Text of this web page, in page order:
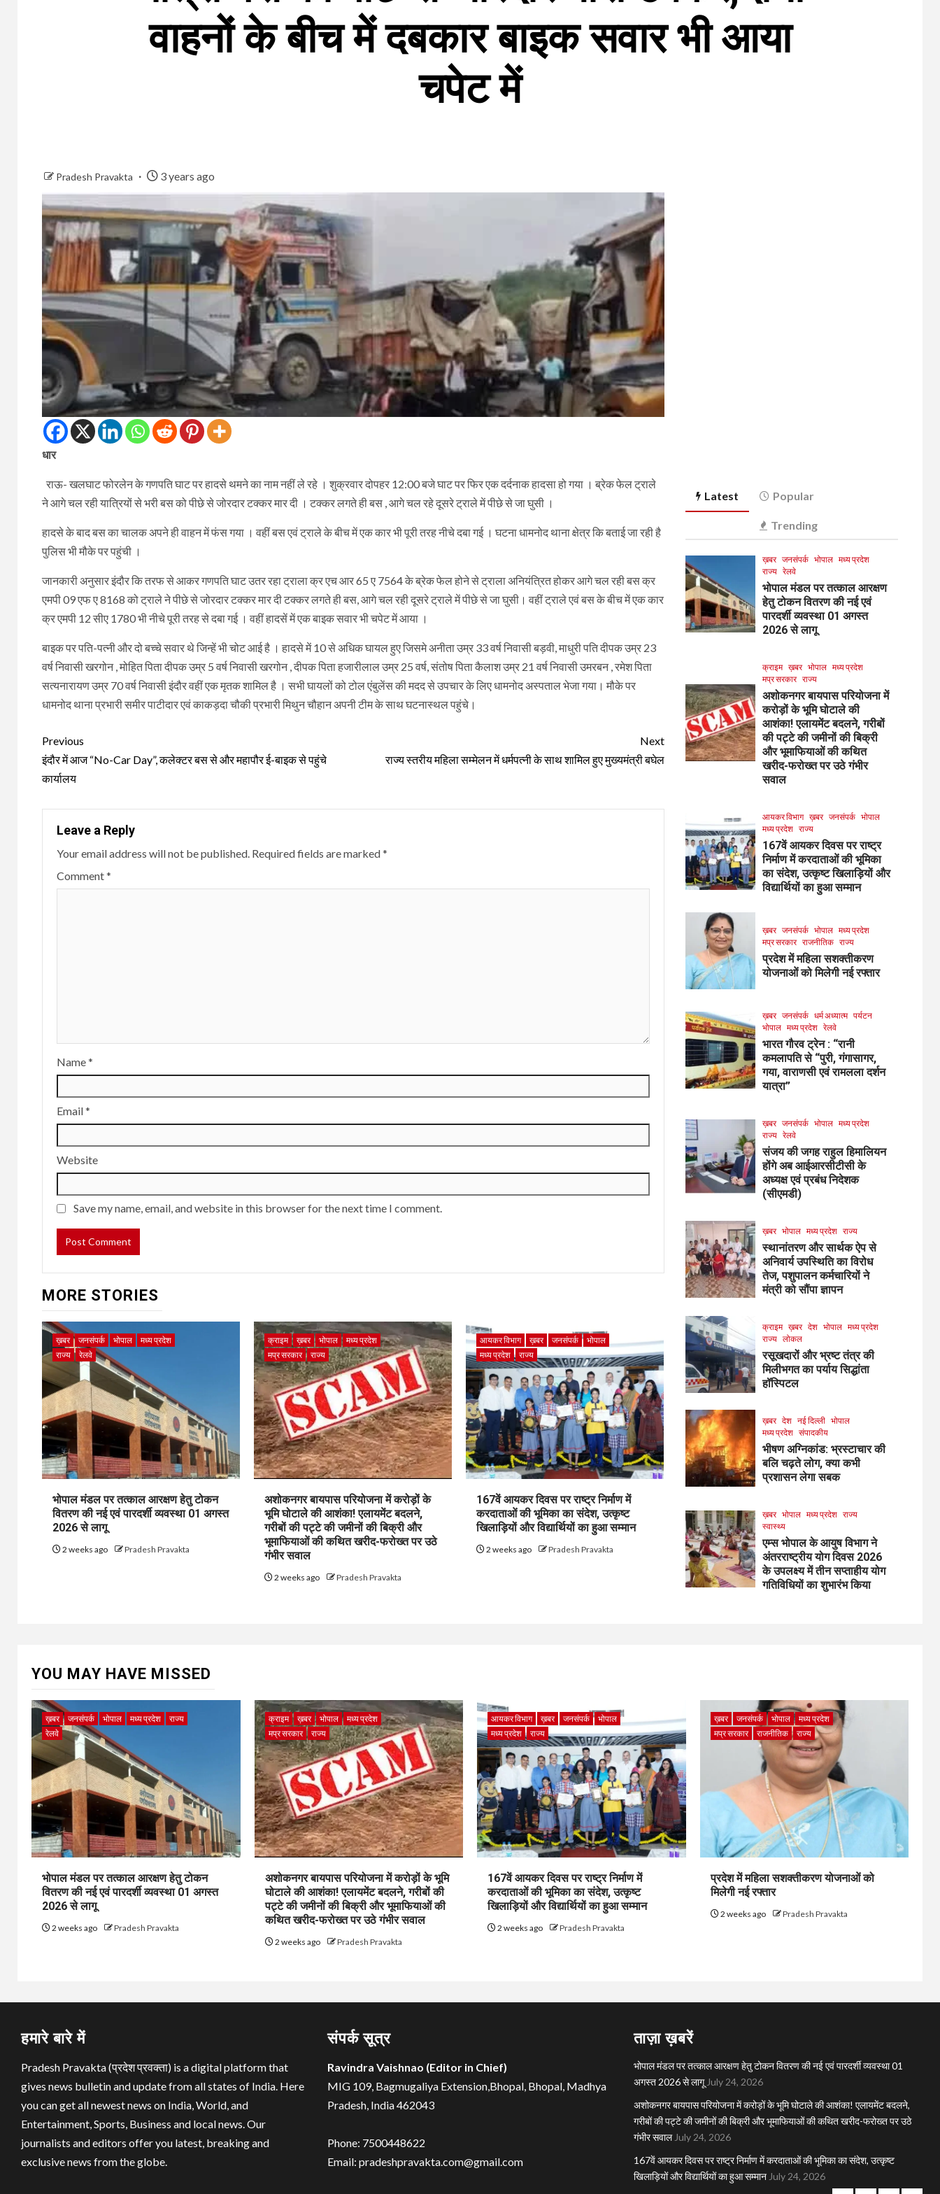
वाहनों के बीच में दबकार बाइक सवार भी आया
चपेट में
Pradesh Pravakta 3 years ago
धार
राऊ- खलघाट फोरलेन के गणपति घाट पर हादसे थमने का नाम नहीं ले रहे । शुक्रवार दोपहर 12:00 बजे घाट पर फिर एक दर्दनाक हादसा हो गया । ब्रेक फेल ट्राले
ने आगे चल रही यात्रियों से भरी बस को पीछे से जोरदार टक्कर मार दी । टक्कर लगते ही बस , आगे चल रहे दूसरे ट्राले में पीछे से जा घुसी ।
हादसे के बाद बस का चालक अपने ही वाहन में फंस गया । वहीं बस एवं ट्राले के बीच में एक कार भी पूरी तरह नीचे दबा गई । घटना धामनोद थाना क्षेत्र कि बताई जा रही है
पुलिस भी मौके पर पहुंची ।
जानकारी अनुसार इंदौर कि तरफ से आकर गणपति घाट उतर रहा ट्राला क्र एच आर 65 ए 7564 के ब्रेक फेल होने से ट्राला अनियंत्रित होकर आगे चल रही बस क्र
एमपी 09 एफ ए 8168 को ट्राले ने पीछे से जोरदार टक्कर मार दी टक्कर लगते ही बस, आगे चल रही दूसरे ट्राले में पीछे से जा घुसी। वहीं ट्राले एवं बस के बीच में एक कार
क्र एमपी 12 सीए 1780 भी नीचे पूरी तरह से दबा गई । वहीं हादसें में एक बाइक सवार भी चपेट में आया ।
बाइक पर पति-पत्नी और दो बच्चे सवार थे जिन्हें भी चोट आई है । हादसे में 10 से अधिक घायल हुए जिसमे अनीता उम्र 33 वर्ष निवासी बड़वी, माधुरी पति दीपक उम्र 23
वर्ष निवासी खरगोन , मोहित पिता दीपक उम्र 5 वर्ष निवासी खरगोन , दीपक पिता हजारीलाल उम्र 25 वर्ष, संतोष पिता कैलाश उम्र 21 वर्ष निवासी उमरबन , रमेश पिता
सत्यनारायण उम्र 70 वर्ष निवासी इंदौर वहीं एक मृतक शामिल है । सभी घायलों को टोल एंबुलेंस की मदद से उपचार के लिए धामनोद अस्पताल भेजा गया। मौके पर
धामनोद थाना प्रभारी समीर पाटीदार एवं काकड़दा चौकी प्रभारी मिथुन चौहान अपनी टीम के साथ घटनास्थल पहुंचे।
Continue
Reading
Previous
इंदौर में आज “No-Car Day”, कलेक्‍टर बस से और महापौर ई-‍बाइक से पहुंचे
कार्यालय
Next
राज्य स्तरीय महिला सम्मेलन में धर्मपत्नी के साथ शामिल हुए मुख्यमंत्री बघेल
Leave a Reply
Your email address will not be published. Required fields are marked*
Comment*
Name*
Email*
Website
Save my name, email, and website in this browser for the next time I comment.
MORE STORIES
ख़बर जनसंपर्क भोपाल
मध्य प्रदेश
राज्य
रेलवे
भोपाल मंडल पर तत्काल आरक्षण हेतु टोकन
वितरण की नई एवं पारदर्शी व्यवस्था 01 अगस्त
2026 से लागू
2 weeks ago Pradesh Pravakta
क्राइम ख़बर भोपाल
मध्य प्रदेश
मप्र सरकार
राज्य
अशोकनगर बायपास परियोजना में करोड़ों के
भूमि घोटाले की आशंका! एलायमेंट बदलने,
गरीबों की पट्टे की जमीनों की बिक्री और
भूमाफियाओं की कथित खरीद-फरोख्त पर उठे
गंभीर सवाल
2 weeks ago Pradesh Pravakta
आयकर विभाग ख़बर जनसंपर्क
भोपाल
मध्य प्रदेश
राज्य
167वें आयकर दिवस पर राष्ट्र निर्माण में
करदाताओं की भूमिका का संदेश, उत्कृष्ट
खिलाड़ियों और विद्यार्थियों का हुआ सम्मान
2 weeks ago Pradesh Pravakta
Latest Popular
Trending
ख़बर जनसंपर्क भोपाल मध्य प्रदेश
राज्य रेलवे
भोपाल मंडल पर तत्काल आरक्षण
हेतु टोकन वितरण की नई एवं
पारदर्शी व्यवस्था 01 अगस्त
2026 से लागू
क्राइम ख़बर भोपाल मध्य प्रदेश
मप्र सरकार राज्य
अशोकनगर बायपास परियोजना में
करोड़ों के भूमि घोटाले की
आशंका! एलायमेंट बदलने, गरीबों
की पट्टे की जमीनों की बिक्री
और भूमाफियाओं की कथित
खरीद-फरोख्त पर उठे गंभीर
सवाल
आयकर विभाग ख़बर जनसंपर्क भोपाल
मध्य प्रदेश राज्य
167वें आयकर दिवस पर राष्ट्र
निर्माण में करदाताओं की भूमिका
का संदेश, उत्कृष्ट खिलाड़ियों और
विद्यार्थियों का हुआ सम्मान
ख़बर जनसंपर्क भोपाल मध्य प्रदेश
मप्र सरकार राजनीतिक राज्य
प्रदेश में महिला सशक्तीकरण
योजनाओं को मिलेगी नई रफ्तार
ख़बर जनसंपर्क धर्म अध्यात्म पर्यटन
भोपाल मध्य प्रदेश रेलवे
भारत गौरव ट्रेन : “रानी
कमलापति से “पुरी, गंगासागर,
गया, वाराणसी एवं रामलला दर्शन
यात्रा”
ख़बर जनसंपर्क भोपाल मध्य प्रदेश
राज्य रेलवे
संजय की जगह राहुल हिमालियन
होंगे अब आईआरसीटीसी के
अध्यक्ष एवं प्रबंध निदेशक
(सीएमडी)
ख़बर भोपाल मध्य प्रदेश राज्य
स्थानांतरण और सार्थक ऐप से
अनिवार्य उपस्थिति का विरोध
तेज, पशुपालन कर्मचारियों ने
मंत्री को सौंपा ज्ञापन
क्राइम ख़बर देश भोपाल मध्य प्रदेश
राज्य लोकल
रसूखदारों और भ्रष्ट तंत्र की
मिलीभगत का पर्याय सिद्धांता
हॉस्पिटल
ख़बर देश नई दिल्ली भोपाल
मध्य प्रदेश संपादकीय
भीषण अग्निकांड: भ्रस्टाचार की
बलि चढ़ते लोग, क्या कभी
प्रशासन लेगा सबक
ख़बर भोपाल मध्य प्रदेश राज्य
स्वास्थ्य
एम्स भोपाल के आयुष विभाग ने
अंतरराष्ट्रीय योग दिवस 2026
के उपलक्ष्य में तीन सप्ताहीय योग
गतिविधियों का शुभारंभ किया
YOU MAY HAVE MISSED
ख़बर जनसंपर्क भोपाल मध्य प्रदेश
राज्य
रेलवे
भोपाल मंडल पर तत्काल आरक्षण हेतु टोकन
वितरण की नई एवं पारदर्शी व्यवस्था 01 अगस्त
2026 से लागू
2 weeks ago Pradesh Pravakta
क्राइम ख़बर भोपाल
मध्य प्रदेश
मप्र सरकार
राज्य
अशोकनगर बायपास परियोजना में करोड़ों के भूमि
घोटाले की आशंका! एलायमेंट बदलने, गरीबों की
पट्टे की जमीनों की बिक्री और भूमाफियाओं की
कथित खरीद-फरोख्त पर उठे गंभीर सवाल
2 weeks ago Pradesh Pravakta
आयकर विभाग ख़बर जनसंपर्क
भोपाल
मध्य प्रदेश
राज्य
167वें आयकर दिवस पर राष्ट्र निर्माण में
करदाताओं की भूमिका का संदेश, उत्कृष्ट
खिलाड़ियों और विद्यार्थियों का हुआ सम्मान
2 weeks ago Pradesh Pravakta
ख़बर जनसंपर्क भोपाल
मध्य प्रदेश
मप्र सरकार
राजनीतिक राज्य
प्रदेश में महिला सशक्तीकरण योजनाओं को
मिलेगी नई रफ्तार
2 weeks ago Pradesh Pravakta
हमारे बारे में
Pradesh Pravakta (प्रदेश प्रवक्ता) is a digital platform that
gives news bulletin and update from all states of India. Here
you can get all newest news on India, World, and
Entertainment, Sports, Business and local news. Our
journalists and editors offer you latest, breaking and
exclusive news from the globe.
संपर्क सूत्र
Ravindra Vaishnao (Editor in Chief)
MIG 109, Bagmugaliya Extension,Bhopal, Bhopal, Madhya
Pradesh, India 462043
Phone: 7500448622
Email: pradeshpravakta.com@gmail.com
ताज़ा ख़बरें
भोपाल मंडल पर तत्काल आरक्षण हेतु टोकन वितरण की नई एवं पारदर्शी व्यवस्था 01
अगस्त 2026 से लागू July 24, 2026
अशोकनगर बायपास परियोजना में करोड़ों के भूमि घोटाले की आशंका! एलायमेंट बदलने,
गरीबों की पट्टे की जमीनों की बिक्री और भूमाफियाओं की कथित खरीद-फरोख्त पर उठे
गंभीर सवाल July 24, 2026
167वें आयकर दिवस पर राष्ट्र निर्माण में करदाताओं की भूमिका का संदेश, उत्कृष्ट
खिलाड़ियों और विद्यार्थियों का हुआ सम्मान July 24, 2026